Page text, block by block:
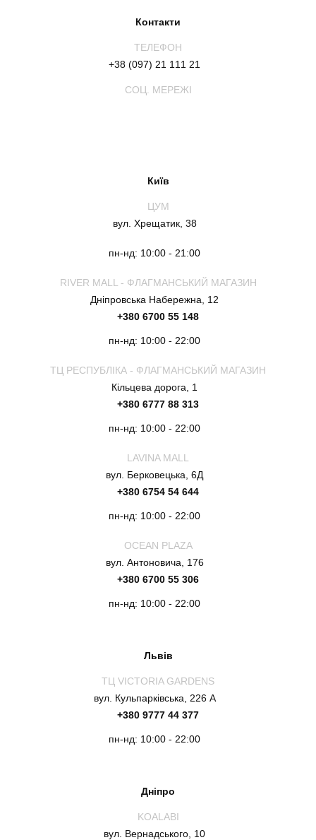
Контакти
ТЕЛЕФОН
+38 (097) 21 111 21
СОЦ. МЕРЕЖІ
Київ
ЦУМ
вул. Хрещатик, 38
пн-нд: 10:00 - 21:00
RIVER MALL - ФЛАГМАНСЬКИЙ МАГАЗИН
Дніпровська Набережна, 12
+380 6700 55 148
пн-нд: 10:00 - 22:00
ТЦ РЕСПУБЛІКА - ФЛАГМАНСЬКИЙ МАГАЗИН
Кільцева дорога, 1
+380 6777 88 313
пн-нд: 10:00 - 22:00
LAVINA MALL
вул. Берковецька, 6Д
+380 6754 54 644
пн-нд: 10:00 - 22:00
OCEAN PLAZA
вул. Антоновича, 176
+380 6700 55 306
пн-нд: 10:00 - 22:00
Львів
ТЦ VICTORIA GARDENS
вул. Кульпарківська, 226 А
+380 9777 44 377
пн-нд: 10:00 - 22:00
Дніпро
KOALABI
вул. Вернадського, 10